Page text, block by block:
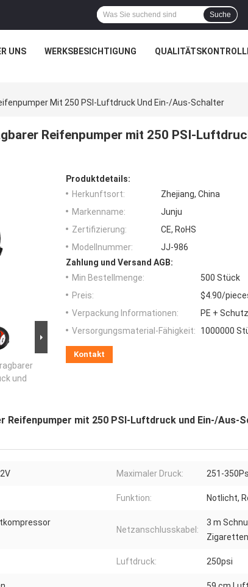
Suche
UNS WERKSBESICHTIGUNG
Mit 250 PSI-Luftdruck Und Ein-/Aus-Schalter
Reifenpumper mit 250 PSI-
und
Produktdetails:
Herkunftsort:
Zhejiang, China
Markenname:
Junju
Zertifizierung:
CE, RoHS
Modellnummer:
JJ-986
Zahlung und Versand AGB:
Min Bestellmenge:
500 Stück
Preis:
$4.90/
Verpackung Informationen:
PE +
Versorgungsmaterial-Fähigkeit:
1000000
Kontakt
Reifenpumper mit 250 PSI-Luftdruck und Ein-/Aus-
Maximaler Druck: 251-
Funktion: Notlicht,
Netzanschlusskabel:
3 m
Luftdruck: 250psi